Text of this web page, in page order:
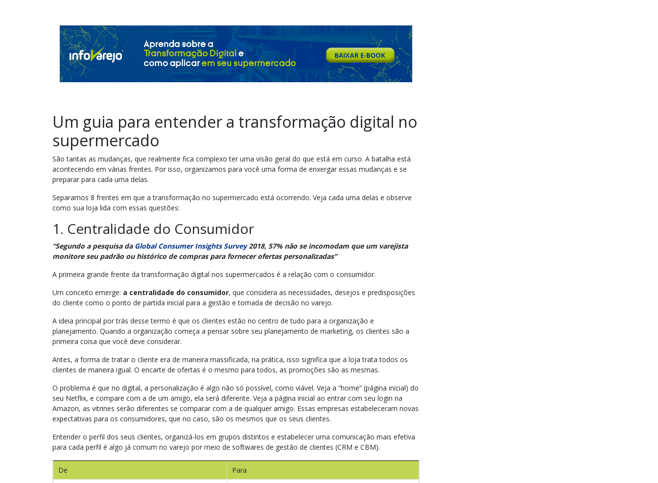
Um guia para entender a transformação digital no
supermercado
São tantas as mudanças, que realmente fica complexo ter uma visão geral do que está em curso. A batalha está
acontecendo em várias frentes. Por isso, organizamos para você uma forma de enxergar essas mudanças e se
preparar para cada uma delas.
Separamos 8 frentes em que a transformação no supermercado está ocorrendo. Veja cada uma delas e observe
como sua loja lida com essas questões:
1. Centralidade do Consumidor
“Segundo a pesquisa da Global Consumer Insights Survey2018, 57% não se incomodam que um varejista
monitore seu padrão ou histórico de compras para fornecer ofertas personalizadas”
A primeira grande frente da transformação digital nos supermercados é a relação com o consumidor.
Um conceito emerge: a centralidade do consumidor, que considera as necessidades, desejos e predisposições
do cliente como o ponto de partida inicial para a gestão e tomada de decisão no varejo.
A ideia principal por trás desse termo é que os clientes estão no centro de tudo para a organização e
planejamento. Quando a organização começa a pensar sobre seu planejamento de marketing, os clientes são a
primeira coisa que você deve considerar.
Antes, a forma de tratar o cliente era de maneira massificada, na prática, isso significa que a loja trata todos os
clientes de maneira igual. O encarte de ofertas é o mesmo para todos, as promoções são as mesmas.
O problema é que no digital, a personalização é algo não só possível, como viável. Veja a “home” (página inicial) do
seu Netflix, e compare com a de um amigo, ela será diferente. Veja a página inicial ao entrar com seu login na
Amazon, as vitrines serão diferentes se comparar com a de qualquer amigo. Essas empresas estabeleceram novas
expectativas para os consumidores, que no caso, são os mesmos que os seus clientes.
Entender o perfil dos seus clientes, organizá-los em grupos distintos e estabelecer uma comunicação mais efetiva
para cada perfil é algo já comum no varejo por meio de softwares de gestão de clientes (CRM e CBM).
De Para